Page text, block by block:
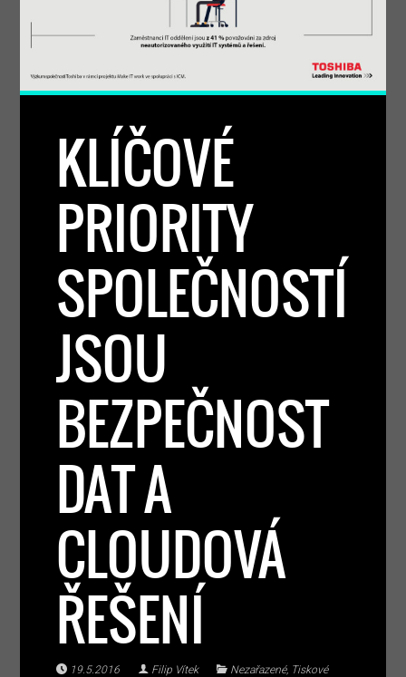
KLÍČOVÉ
PRIORITY
SPOLEČNOSTÍ
JSOU
BEZPEČNOST
DAT A
CLOUDOVÁ
ŘEŠENÍ
19.5.2016 Filip Vítek Nezařazené, Tiskové